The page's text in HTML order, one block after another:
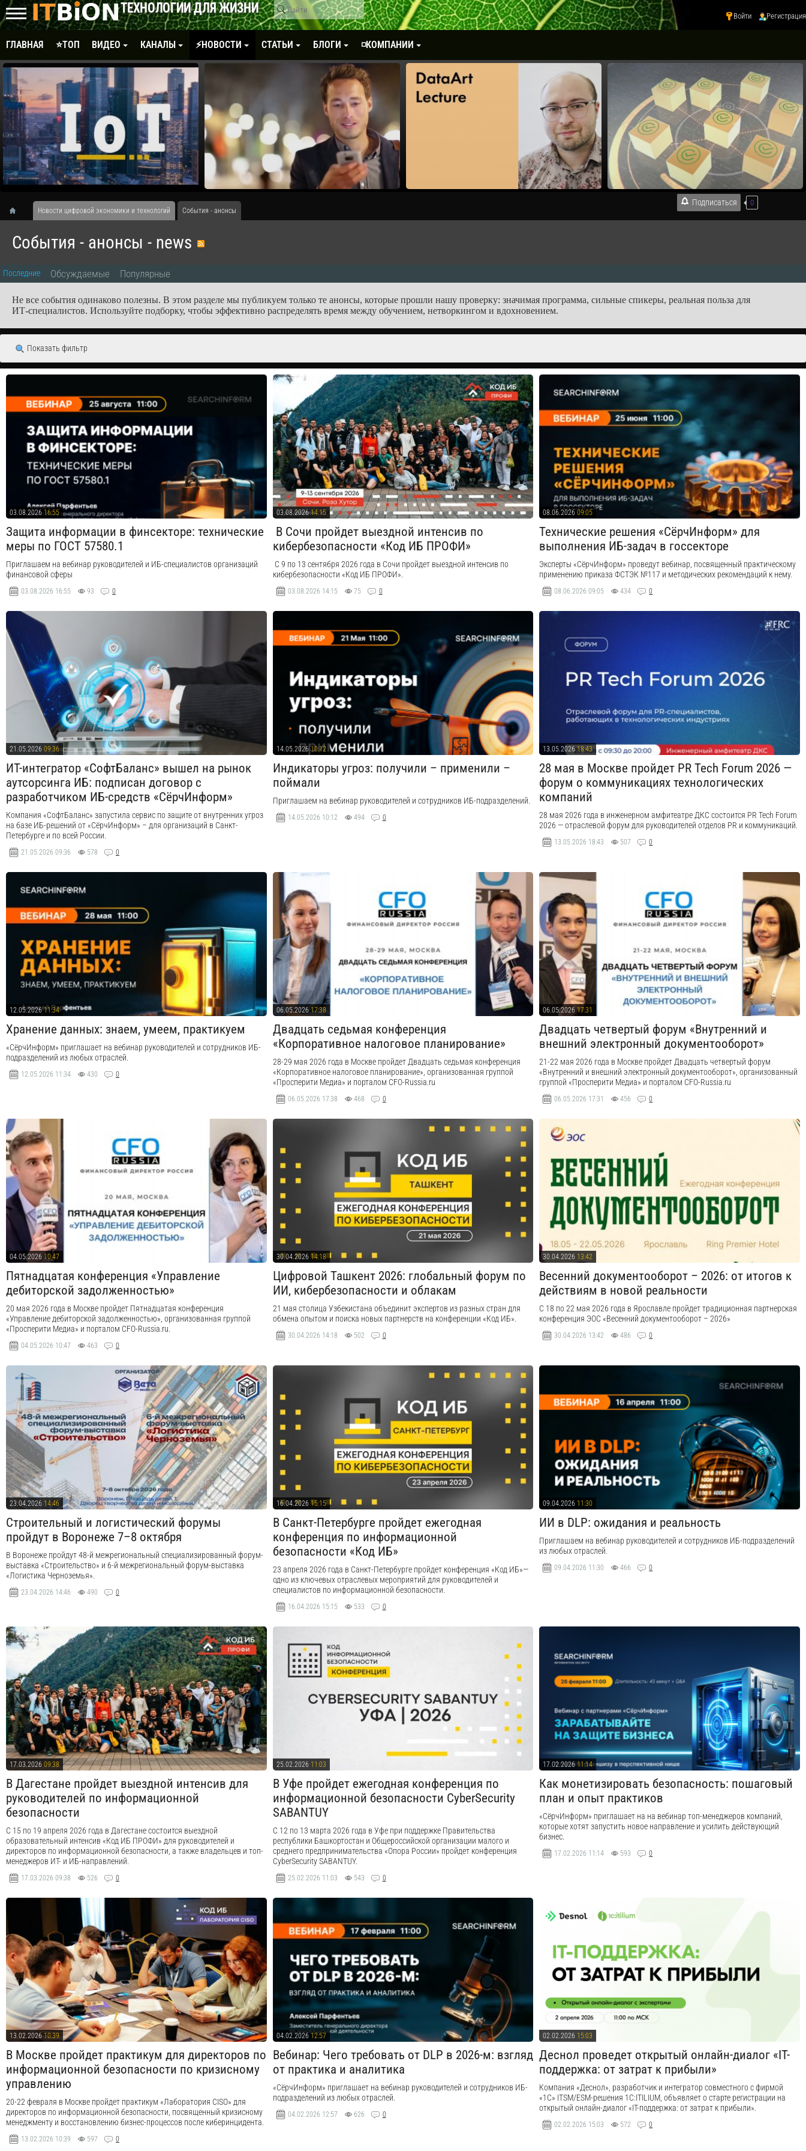
ТЕХНОЛОГИИ ДЛЯ ЖИЗНИ Войти Регистрация
ГЛАВНАЯ ⭐ТОП ВИДЕО КАНАЛЫ ⚡НОВОСТИ СТАТЬИ БЛОГИ ◽КОМПАНИИ
Новости цифровой экономики и технологий События - анонсы
Подписаться 0
События - анонсы - news
Последние Обсуждаемые Популярные
Не все события одинаково полезны. В этом разделе мы публикуем только те анонсы, которые прошли нашу проверку: значимая программа, сильные спикеры, реальная польза для
ИТ‑специалистов. Используйте подборку, чтобы эффективно распределять время между обучением, нетворкингом и вдохновением.
Показать фильтр
03.08.2026 16:55
Защита информации в финсекторе: технические
меры по ГОСТ 57580.1
Приглашаем на вебинар руководителей и ИБ-специалистов организаций
финансовой сферы
03.08.2026 16:55 93 0
03.08.2026 14:15
​ В Сочи пройдет выездной интенсив по
кибербезопасности «Код ИБ ПРОФИ»
​ С 9 по 13 сентября 2026 года в Сочи пройдет выездной интенсив по
кибербезопасности «Код ИБ ПРОФИ».
03.08.2026 14:15 75 0
08.06.2026 09:05
Технические решения «СёрчИнформ» для
выполнения ИБ-задач в госсекторе
Эксперты «СёрчИнформ» проведут вебинар, посвященный практическому
применению приказа ФСТЭК №117 и методических рекомендаций к нему.
08.06.2026 09:05 434 0
21.05.2026 09:36
ИТ-интегратор «СофтБаланс» вышел на рынок
аутсорсинга ИБ: подписан договор с
разработчиком ИБ-средств «СёрчИнформ»
Компания «СофтБаланс» запустила сервис по защите от внутренних угроз
на базе ИБ-решений от «СёрчИнформ» – для организаций в Санкт-
Петербурге и по всей России.
21.05.2026 09:36 578 0
14.05.2026 10:12
Индикаторы угроз: получили – применили –
поймали
Приглашаем на вебинар руководителей и сотрудников ИБ-подразделений.
14.05.2026 10:12 494 0
13.05.2026 18:43
28 мая в Москве пройдет PR Tech Forum 2026 —
форум о коммуникациях технологических
компаний
28 мая 2026 года в инженерном амфитеатре ДКС состоится PR Tech Forum
2026 — отраслевой форум для руководителей отделов PR и коммуникаций.
13.05.2026 18:43 507 0
12.05.2026 11:34
Хранение данных: знаем, умеем, практикуем
«СёрчИнформ» приглашает на вебинар руководителей и сотрудников ИБ-
подразделений из любых отраслей.
12.05.2026 11:34 430 0
06.05.2026 17:38
Двадцать седьмая конференция
«Корпоративное налоговое планирование»
28-29 мая 2026 года в Москве пройдет Двадцать седьмая конференция
«Корпоративное налоговое планирование», организованная группой
«Просперити Медиа» и порталом CFO-Russia.ru
06.05.2026 17:38 468 0
06.05.2026 17:31
Двадцать четвертый форум «Внутренний и
внешний электронный документооборот»
21-22 мая 2026 года в Москве пройдет Двадцать четвертый форум
«Внутренний и внешний электронный документооборот», организованный
группой «Просперити Медиа» и порталом CFO-Russia.ru
06.05.2026 17:31 456 0
04.05.2026 10:47
Пятнадцатая конференция «Управление
дебиторской задолженностью»
20 мая 2026 года в Москве пройдет Пятнадцатая конференция
«Управление дебиторской задолженностью», организованная группой
«Просперити Медиа» и порталом CFO-Russia.ru.
04.05.2026 10:47 463 0
30.04.2026 14:18
Цифровой Ташкент 2026: глобальный форум по
ИИ, кибербезопасности и облакам
21 мая столица Узбекистана объединит экспертов из разных стран для
обмена опытом и поиска новых партнерств на конференции «Код ИБ».
30.04.2026 14:18 502 0
30.04.2026 13:42
Весенний документооборот – 2026: от итогов к
действиям в новой реальности
С 18 по 22 мая 2026 года в Ярославле пройдет традиционная партнерская
конференция ЭОС «Весенний документооборот – 2026»
30.04.2026 13:42 486 0
23.04.2026 14:46
Строительный и логистический форумы
пройдут в Воронеже 7–8 октября
В Воронеже пройдут 48-й межрегиональный специализированный форум-
выставка «Строительство» и 6-й межрегиональный форум-выставка
«Логистика Черноземья».
23.04.2026 14:46 490 0
16.04.2026 15:15
В Санкт-Петербурге пройдет ежегодная
конференция по информационной
безопасности «Код ИБ»
23 апреля 2026 года в Санкт-Петербурге пройдет конференция «Код ИБ»—
одно из ключевых отраслевых мероприятий для руководителей и
специалистов по информационной безопасности.
16.04.2026 15:15 533 0
09.04.2026 11:30
ИИ в DLP: ожидания и реальность
Приглашаем на вебинар руководителей и сотрудников ИБ-подразделений
из любых отраслей.
09.04.2026 11:30 466 0
17.03.2026 09:38
В Дагестане пройдет выездной интенсив для
руководителей по информационной
безопасности
С 15 по 19 апреля 2026 года в Дагестане состоится выездной
образовательный интенсив «Код ИБ ПРОФИ» для руководителей и
директоров по информационной безопасности, а также владельцев и топ-
менеджеров ИТ- и ИБ-направлений.
17.03.2026 09:38 526 0
25.02.2026 11:03
В Уфе пройдет ежегодная конференция по
информационной безопасности CyberSecurity
SABANTUY
С 12 по 13 марта 2026 года в Уфе при поддержке Правительства
республики Башкортостан и Общероссийской организации малого и
среднего предпринимательства «Опора России» пройдет конференция
CyberSecurity SABANTUY.
25.02.2026 11:03 543 0
17.02.2026 11:14
Как монетизировать безопасность: пошаговый
план и опыт практиков
«СёрчИнформ» приглашает на на вебинар топ-менеджеров компаний,
которые хотят запустить новое направление и усилить действующий
бизнес.
17.02.2026 11:14 593 0
13.02.2026 10:39
В Москве пройдет практикум для директоров по
информационной безопасности по кризисному
управлению
​20-22 февраля в Москве пройдет практикум «Лаборатория CISO» для
директоров по информационной безопасности, посвященный кризисному
менеджменту и восстановлению бизнес-процессов после киберинцидента.
13.02.2026 10:39 597 0
04.02.2026 12:57
Вебинар: Чего требовать от DLP в 2026-м: взгляд
от практика и аналитика
«СёрчИнформ» приглашает на вебинар руководителей и сотрудников ИБ-
подразделений из любых отраслей.
04.02.2026 12:57 626 0
02.02.2026 15:03
Деснол проведет открытый онлайн-диалог «IT-
поддержка: от затрат к прибыли»
Компания «Деснол», разработчик и интегратор совместного с фирмой
«1С» ITSM/ESM-решения 1C:ITILIUM, объявляет о старте регистрации на
открытый онлайн-диалог «IT-поддержка: от затрат к прибыли».
02.02.2026 15:03 572 0